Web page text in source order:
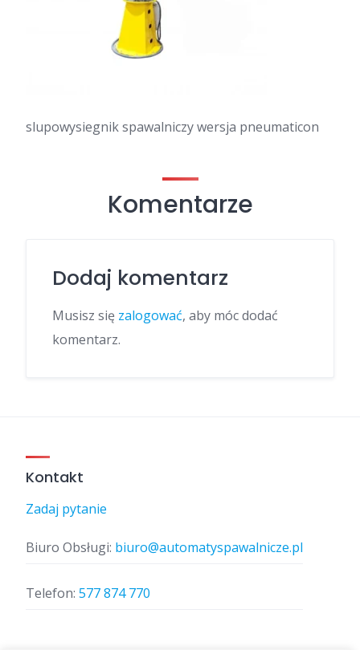
slupowysiegnik spawalniczy wersja pneumaticon
Komentarze
Dodaj komentarz
Musisz się zalogować, aby móc dodać
komentarz.
Kontakt
Zadaj pytanie
Biuro Obsługi: biuro@automatyspawalnicze.pl
Telefon: 577 874 770